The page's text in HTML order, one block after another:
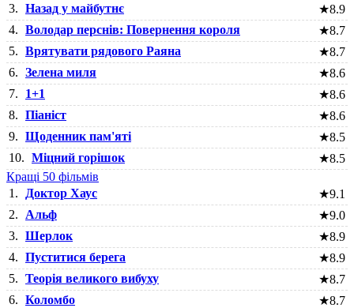
3. Назад у майбутнє ★8.9
4. Володар перснів: Повернення короля ★8.7
5. Врятувати рядового Раяна ★8.7
6. Зелена миля ★8.6
7.
1+1 ★8.6
8. Піаніст ★8.6
9. Щоденник пам'яті ★8.5
10. Міцний горішок ★8.5
Кращі 50 фільмів
1.
Доктор Хаус ★9.1
2.
Альф ★9.0
3. Шерлок ★8.9
4. Пуститися берега ★8.9
5. Теорія великого вибуху ★8.7
6. Коломбо ★8.7